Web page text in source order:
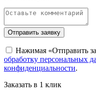
Отправить заявку
Нажимая «Отправить
обработку персональных
конфиденциальности.
Заказать в 1 клик